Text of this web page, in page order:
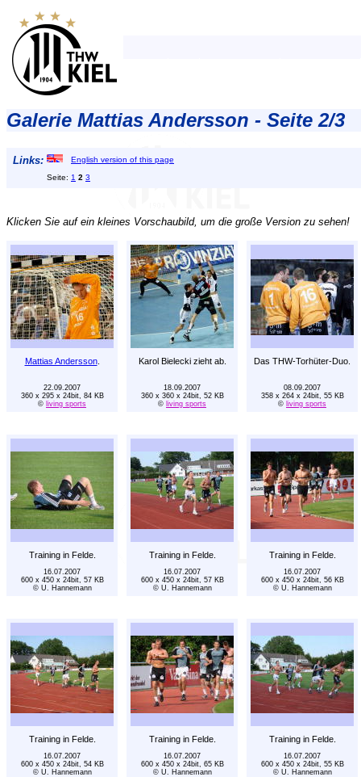
Galerie Mattias Andersson - Seite 2/3
Links:
English version of this page
Seite: 1 2 3
Klicken Sie auf ein kleines Vorschaubild, um die große Version zu sehen!
Mattias Andersson. Karol Bielecki zieht ab. Das THW-Torhüter-Duo.
22.09.2007
360 x 295 x 24bit, 84 KB
© living sports
18.09.2007
360 x 360 x 24bit, 52 KB
© living sports
08.09.2007
358 x 264 x 24bit, 55 KB
© living sports
Training in Felde. Training in Felde. Training in Felde.
16.07.2007
600 x 450 x 24bit, 57 KB
© U. Hannemann
16.07.2007
600 x 450 x 24bit, 57 KB
© U. Hannemann
16.07.2007
600 x 450 x 24bit, 56 KB
© U. Hannemann
Training in Felde. Training in Felde. Training in Felde.
16.07.2007
600 x 450 x 24bit, 54 KB
© U. Hannemann
16.07.2007
600 x 450 x 24bit, 65 KB
© U. Hannemann
16.07.2007
600 x 450 x 24bit, 55 KB
© U. Hannemann